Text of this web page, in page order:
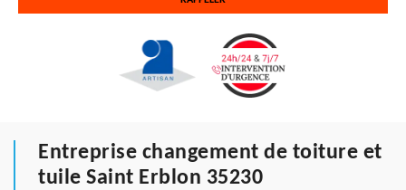
Entreprise changement de toiture et
tuile Saint Erblon 35230